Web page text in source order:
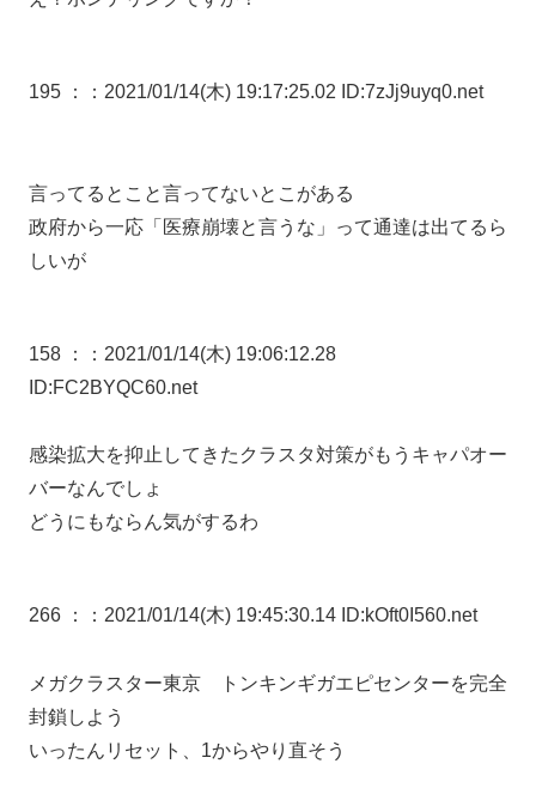
195 ： ：2021/01/14(木) 19:17:25.02 ID:7zJj9uyq0.net
言ってるとこと言ってないとこがある
政府から一応「医療崩壊と言うな」って通達は出てるら
しいが
158 ：
：2021/01/14(木) 19:06:12.28
ID:FC2BYQC60.net
感染拡大を抑止してきたクラスタ対策がもうキャパオー
バーなんでしょ
どうにもならん気がするわ
266 ： ：2021/01/14(木) 19:45:30.14 ID:kOft0I560.net
メガクラスター東京 トンキンギガエピセンターを完全
封鎖しよう
いったんリセット、1からやり直そう